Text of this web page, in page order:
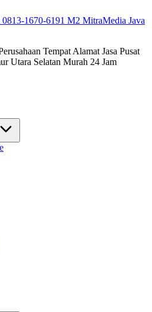
M2 MitraMedia Java
Tempat Alamat Jasa Pusat
Utara Selatan Murah 24 Jam